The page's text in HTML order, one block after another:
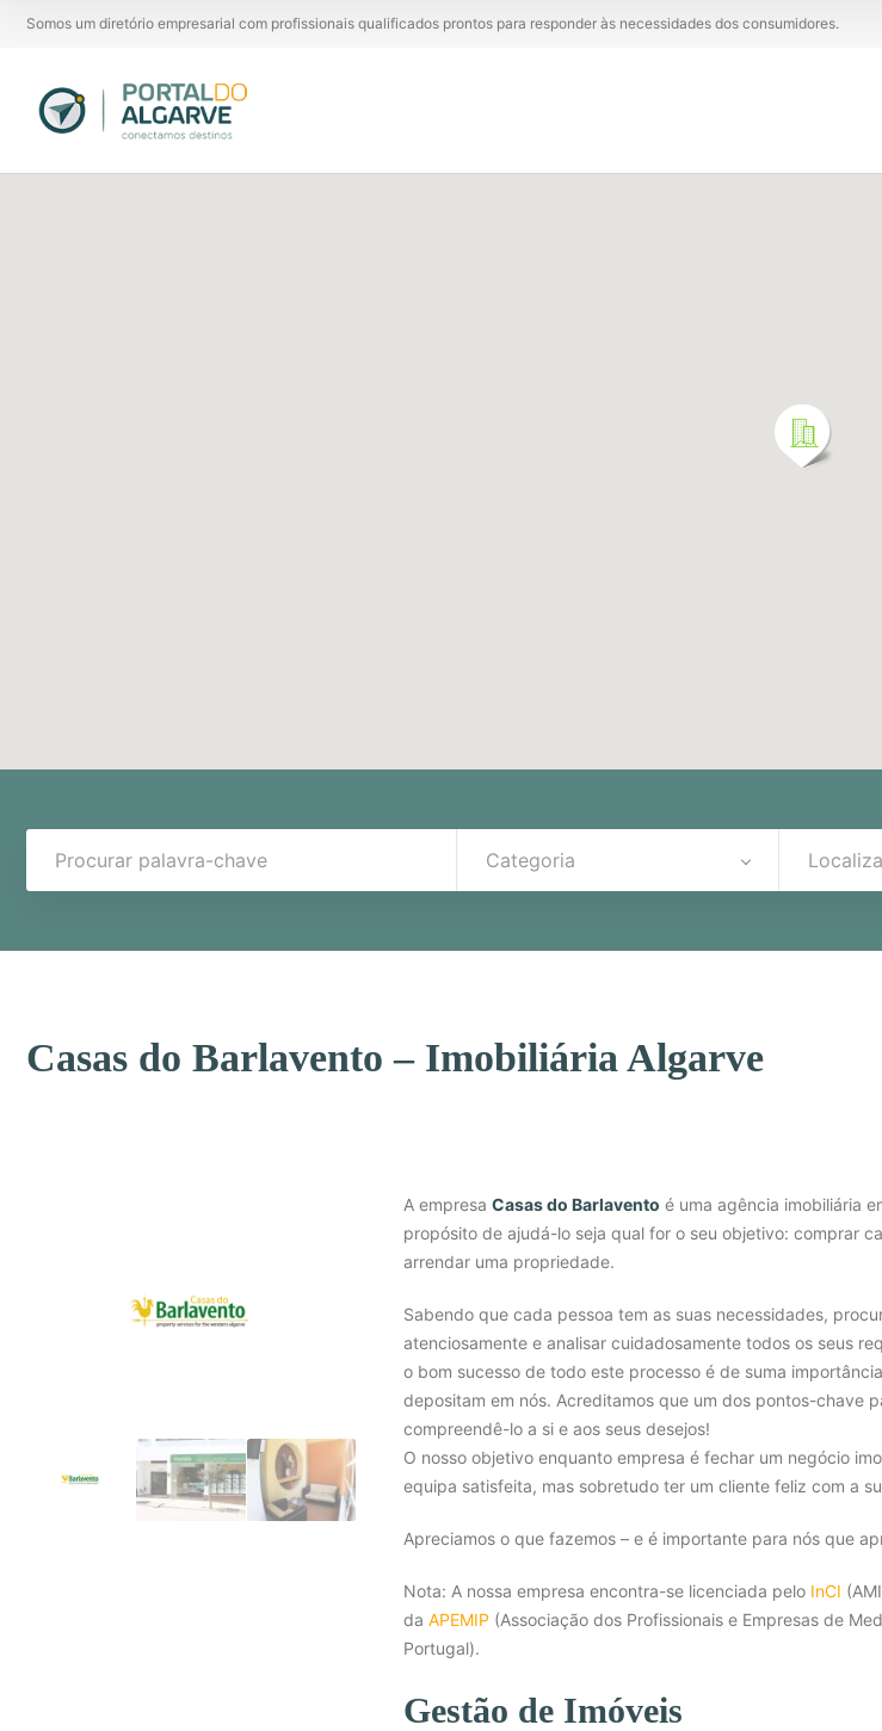
Somos um diretório empresarial com profissionais qualificados prontos para responder às necessidades dos consumidores.
Categoria
Casas do Barlavento – Imobiliária Algarve
A empresa Casas do Barlavento é uma agência imobiliária
propósito de ajudá-lo seja qual for o seu objetivo: comprar
arrendar uma propriedade.
Sabendo que cada pessoa tem as suas necessidades,
atenciosamente e analisar cuidadosamente todos os seus
o bom sucesso de todo este processo é de suma
depositam em nós. Acreditamos que um dos pontos-chave
compreendê-lo a si e aos seus desejos!
O nosso objetivo enquanto empresa é fechar um negócio
equipa satisfeita, mas sobretudo ter um cliente feliz com a
Apreciamos o que fazemos – e é importante para nós que
Nota: A nossa empresa encontra-se licenciada pelo InCI
da APEMIP (Associação dos Profissionais e Empresas de
Portugal).
Gestão de Imóveis